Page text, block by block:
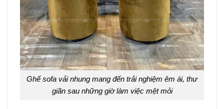
Ghế sofa vải nhung mang đến trải nghiệm êm ái, thư
giãn sau những giờ làm việc mệt mỏi